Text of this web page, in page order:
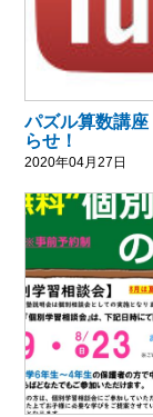
パズル算数講
らせ！
2020年04月27日